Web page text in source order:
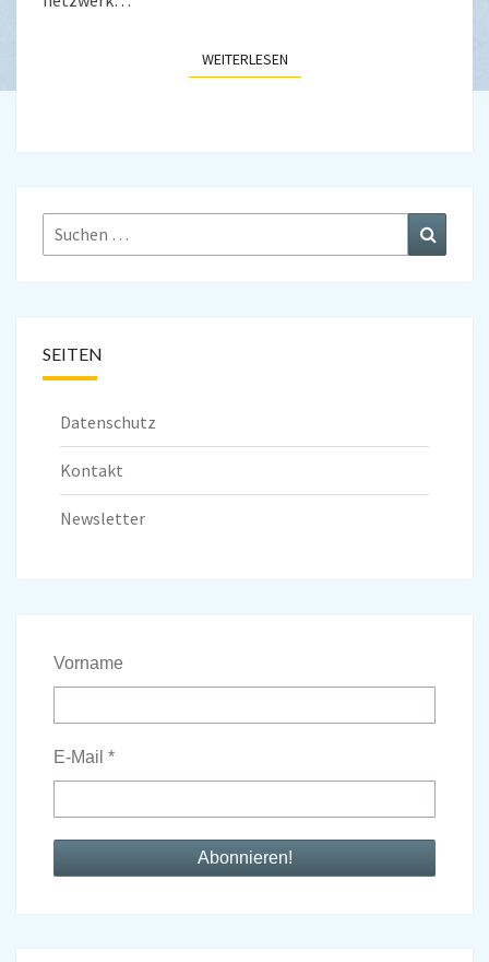
WEITERLESENWEITERLESEN
Suchen
nach:
SEITEN
Datenschutz
Kontakt
Newsletter
Vorname
E-Mail *